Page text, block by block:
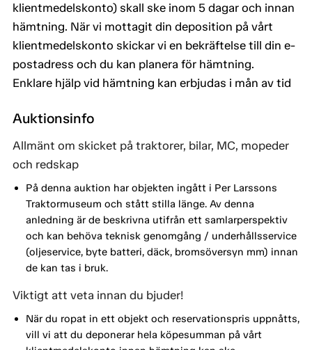
klientmedelskonto) skall ske inom 5 dagar och innan
hämtning. När vi mottagit din deposition på vårt
klientmedelskonto skickar vi en bekräftelse till din e-
postadress och du kan planera för hämtning.
Enklare hjälp vid hämtning kan erbjudas i mån av tid
Auktionsinfo
Allmänt om skicket på traktorer, bilar, MC, mopeder
och redskap
På denna auktion har objekten ingått i Per Larssons
Traktormuseum och stått stilla länge. Av denna
anledning är de beskrivna utifrån ett samlarperspektiv
och kan behöva teknisk genomgång / underhållsservice
(oljeservice, byte batteri, däck, bromsöversyn mm) innan
de kan tas i bruk.
Viktigt att veta innan du bjuder!
När du ropat in ett objekt och reservationspris uppnåtts,
vill vi att du deponerar hela köpesumman på vårt